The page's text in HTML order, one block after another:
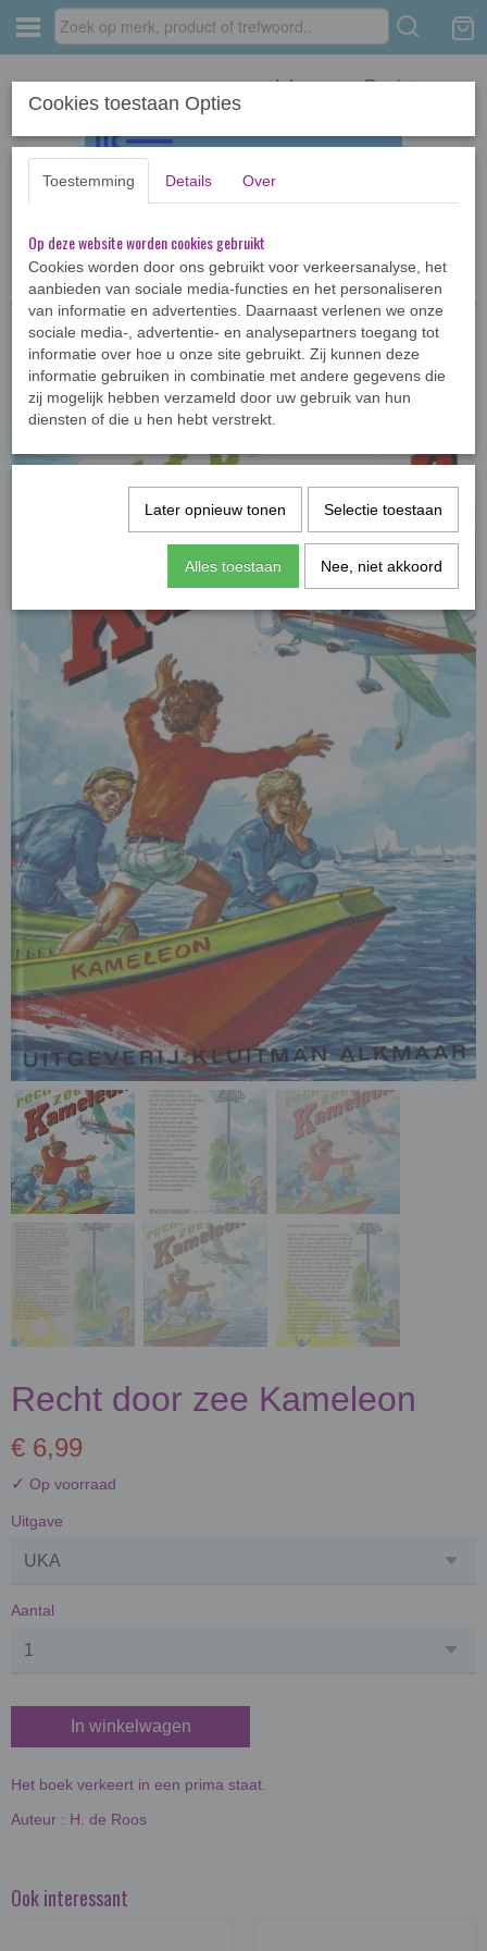
Inloggen Registreren
Home › Kinderboeken <12jr › Kameleon
Recht door zee Kameleon
€ 6,99
✓ Op voorraad
Uitgave
Aantal
In winkelwagen
Het boek verkeert in een prima staat.
Auteur : H. de Roos
Ook interessant
Cookies toestaan Opties
Toestemming Details Over
Op deze website worden cookies gebruikt
Cookies worden door ons gebruikt voor verkeersanalyse, het
aanbieden van sociale media-functies en het personaliseren
van informatie en advertenties. Daarnaast verlenen we onze
sociale media-, advertentie- en analysepartners toegang tot
informatie over hoe u onze site gebruikt. Zij kunnen deze
informatie gebruiken in combinatie met andere gegevens die
zij mogelijk hebben verzameld door uw gebruik van hun
diensten of die u hen hebt verstrekt.
Later opnieuw tonen Selectie toestaan
Alles toestaan Nee, niet akkoord